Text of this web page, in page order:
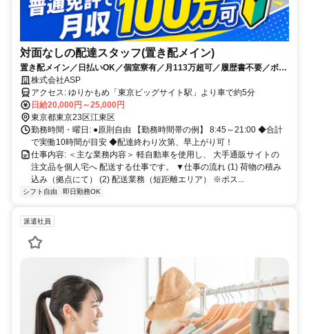
対面なしの配達スタッフ(置き配メイン)
置き配メイン／日払いOK／個室寮有／月113万超可／履歴書不要／ボー
ナス支給あり
株式会社ASP
アクセス: ゆりかもめ「東京ビッグサイト駅」より車で約5分
日給20,000円～25,000円
東京都東京23区江東区
勤務時間・曜日: ●原則自由 【勤務時間帯の例】 8:45～21:00 ◆合計
で実働10時間が目安 ◆配達終わり次第、早上がり可！
仕事内容: ＜主な業務内容＞ 軽自動車を使用し、 大手通販サイトの
注文品を個人宅へ 配送する仕事です。 ▼仕事の流れ (1) 荷物の積み
込み（拠点にて） (2) 配送業務（短距離エリア） ※ポス...
シフト自由 即日勤務OK
派遣社員